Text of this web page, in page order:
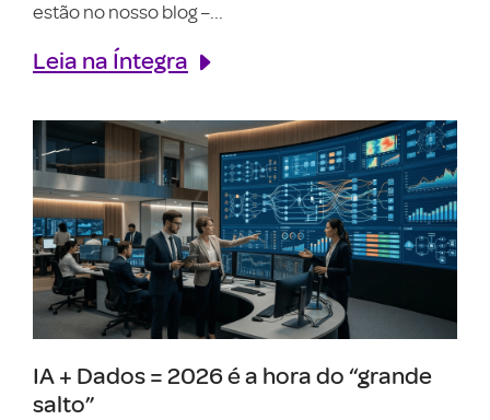
estão no nosso blog –...
Leia na Íntegra
IA + Dados = 2026 é a hora do “grande
salto”